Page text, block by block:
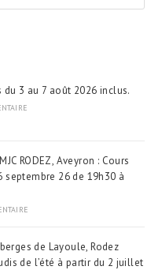
3 au 7 août 2026 inclus.
RODEZ, Aveyron : Cours
septembre 26 de 19h30 à
de Layoule, Rodez
de l’été à partir du 2 juillet